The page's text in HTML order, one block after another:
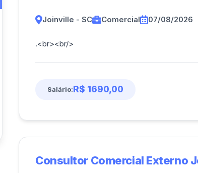
Joinville - SC Comercial 07/08/2026
.<br><br/>
Salário:R$ 1690,00
Consultor Comercial Externo